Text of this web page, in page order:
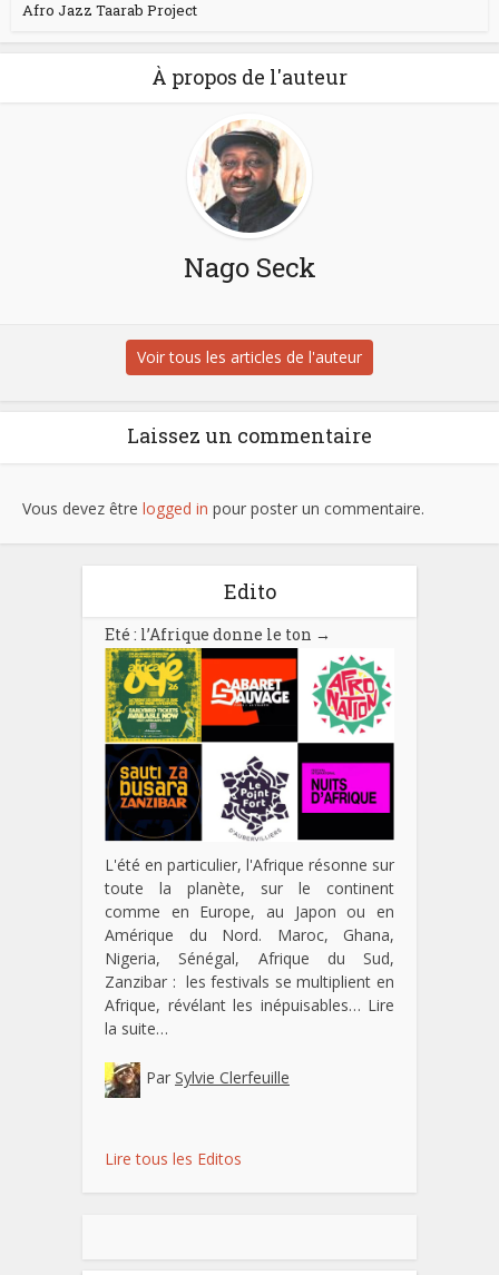
Afro Jazz Taarab Project
À propos de l'auteur
Nago Seck
Voir tous les articles de l'auteur
Laissez un commentaire
Vous devez être logged in pour poster un commentaire.
Edito
Eté : l’Afrique donne le ton →
L'été en particulier, l'Afrique résonne sur
toute la planète, sur le continent
comme en Europe, au Japon ou en
Amérique du Nord. Maroc, Ghana,
Nigeria, Sénégal, Afrique du Sud,
Zanzibar : les festivals se multiplient en
Afrique, révélant les inépuisables… Lire
la suite…
Par Sylvie Clerfeuille
Lire tous les Editos